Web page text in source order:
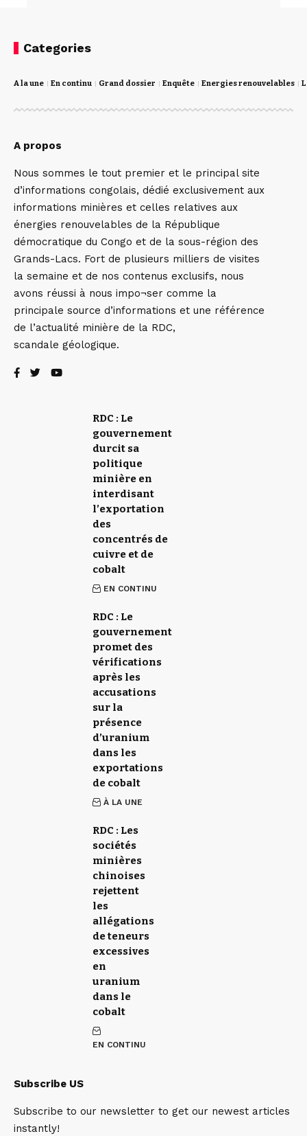
Categories
A la une En continu Grand dossier Enquête Energies renouvelables
A propos
Nous sommes le tout premier et le principal site
d’informations congolais, dédié exclusivement aux
informations minières et celles relatives aux
énergies renouvelables de la République
démocratique du Congo et de la sous-région des
Grands-Lacs. Fort de plusieurs milliers de visites
la semaine et de nos contenus exclusifs, nous
avons réussi à nous impo¬ser comme la
principale source d’informations et une référence
de l’actualité minière de la RDC,
scandale géologique.
RDC : Le
gouvernement
durcit sa
politique
minière en
interdisant
l’exportation
des
concentrés de
cuivre et de
cobalt
EN CONTINU
RDC : Le
gouvernement
promet des
vérifications
après les
accusations
sur la
présence
d’uranium
dans les
exportations
de cobalt
À LA UNE
RDC : Les
sociétés
minières
chinoises
rejettent
les
allégations
de teneurs
excessives
en
uranium
dans le
cobalt
EN CONTINU
Subscribe US
Subscribe to our newsletter to get our newest articles
instantly!